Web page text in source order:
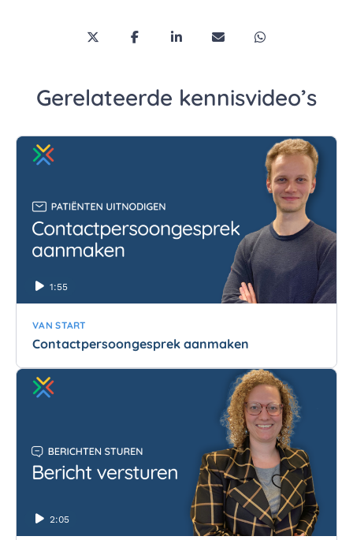
Deel deze pagina via Twitter/X
Deel deze pagina op Facebook
Deel deze pagina op
Deel deze pagina via
Deel deze
Gerelateerde kennisvideo’s
1:55
VAN START
Contactpersoongesprek aanmaken
2:05